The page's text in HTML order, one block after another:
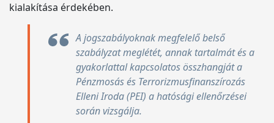
kialakítása érdekében.
A jogszabályoknak megfelelő belső
szabályzat meglétét, annak tartalmát és a
gyakorlattal kapcsolatos összhangját a
Pénzmosás és Terrorizmusfinanszírozás
Elleni Iroda (PEI) a hatósági ellenőrzései
során vizsgálja.